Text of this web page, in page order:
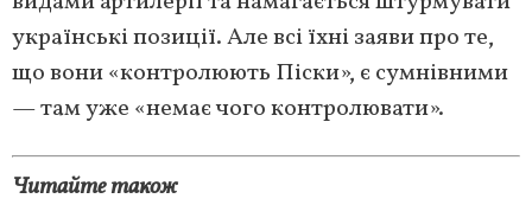
українські позиції. Але всі їхні заяви про те,
що вони «контролюють Піски», є сумнівними
— там уже «немає чого контролювати».
Читайте також